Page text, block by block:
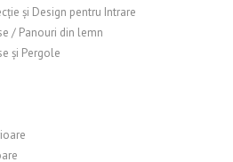
și Design pentru Intrare
/ Panouri din lemn
și Pergole